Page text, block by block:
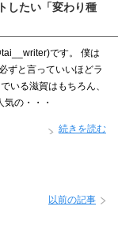
したい「変わり種
です。 僕は
ずと言っていいほどラ
いる滋賀はもちろん、
の・・・
続きを読む
以前の記事